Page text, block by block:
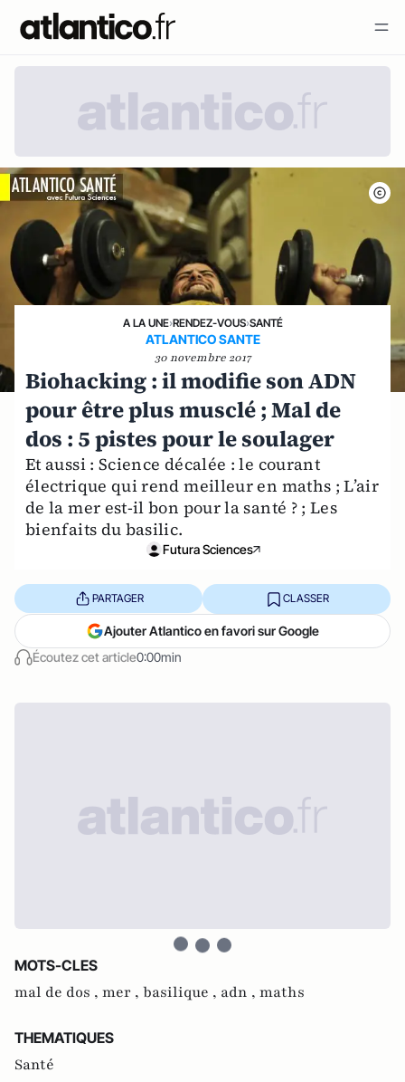
A LA UNE›RENDEZ-VOUS›SANTÉ
ATLANTICO SANTE
30 novembre 2017
Biohacking : il modifie son ADN
pour être plus musclé ; Mal de
dos : 5 pistes pour le soulager
Et aussi : Science décalée : le courant
électrique qui rend meilleur en maths ; L’air
de la mer est-il bon pour la santé ? ; Les
bienfaits du basilic.
Futura Sciences
Écoutez cet article0:00min
PARTAGER CLASSER
Ajouter Atlantico en favori sur Google
MOTS-CLES
mal de dos , mer , basilique , adn , maths
THEMATIQUES
Santé